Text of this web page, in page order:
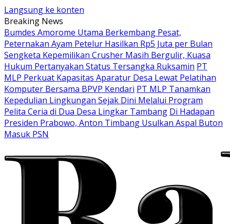
Langsung ke konten
Breaking News
Bumdes Amorome Utama Berkembang Pesat,
Peternakan Ayam Petelur Hasilkan Rp5 Juta per Bulan
Sengketa Kepemilikan Crusher Masih Bergulir, Kuasa
Hukum Pertanyakan Status Tersangka Ruksamin PT
MLP Perkuat Kapasitas Aparatur Desa Lewat Pelatihan
Komputer Bersama BPVP Kendari PT MLP Tanamkan
Kepedulian Lingkungan Sejak Dini Melalui Program
Pelita Ceria di Dua Desa Lingkar Tambang Di Hadapan
Presiden Prabowo, Anton Timbang Usulkan Aspal Buton
Masuk PSN